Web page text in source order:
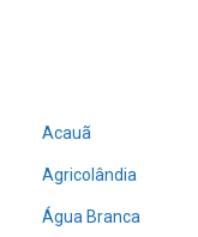
Acauã
Agricolândia
Água Branca